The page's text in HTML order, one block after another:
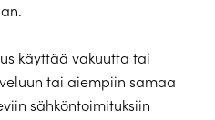
käyttää vakuutta tai
tai aiempiin samaa
sähköntoimituksiin